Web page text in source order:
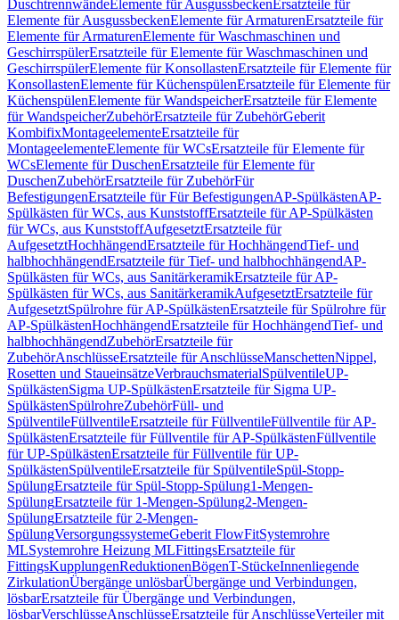
DuschtrennwändeElemente für AusgussbeckenErsatzteile für
Elemente für AusgussbeckenElemente für ArmaturenErsatzteile für
Elemente für ArmaturenElemente für Waschmaschinen und
GeschirrspülerErsatzteile für Elemente für Waschmaschinen und
GeschirrspülerElemente für KonsollastenErsatzteile für Elemente für
KonsollastenElemente für KüchenspülenErsatzteile für Elemente für
KüchenspülenElemente für WandspeicherErsatzteile für Elemente
für WandspeicherZubehörErsatzteile für ZubehörGeberit
KombifixMontageelementeErsatzteile für
MontageelementeElemente für WCsErsatzteile für Elemente für
WCsElemente für DuschenErsatzteile für Elemente für
DuschenZubehörErsatzteile für ZubehörFür
BefestigungenErsatzteile für Für BefestigungenAP-SpülkästenAP-
Spülkästen für WCs, aus KunststoffErsatzteile für AP-Spülkästen
für WCs, aus KunststoffAufgesetztErsatzteile für
AufgesetztHochhängendErsatzteile für HochhängendTief- und
halbhochhängendErsatzteile für Tief- und halbhochhängendAP-
Spülkästen für WCs, aus SanitärkeramikErsatzteile für AP-
Spülkästen für WCs, aus SanitärkeramikAufgesetztErsatzteile für
AufgesetztSpülrohre für AP-SpülkästenErsatzteile für Spülrohre für
AP-SpülkästenHochhängendErsatzteile für HochhängendTief- und
halbhochhängendZubehörErsatzteile für
ZubehörAnschlüsseErsatzteile für AnschlüsseManschettenNippel,
Rosetten und StaueinsätzeVerbrauchsmaterialSpülventileUP-
SpülkästenSigma UP-SpülkästenErsatzteile für Sigma UP-
SpülkästenSpülrohreZubehörFüll- und
SpülventileFüllventileErsatzteile für FüllventileFüllventile für AP-
SpülkästenErsatzteile für Füllventile für AP-SpülkästenFüllventile
für UP-SpülkästenErsatzteile für Füllventile für UP-
SpülkästenSpülventileErsatzteile für SpülventileSpül-Stopp-
SpülungErsatzteile für Spül-Stopp-Spülung1-Mengen-
SpülungErsatzteile für 1-Mengen-Spülung2-Mengen-
SpülungErsatzteile für 2-Mengen-
SpülungVersorgungssystemeGeberit FlowFitSystemrohre
MLSystemrohre Heizung MLFittingsErsatzteile für
FittingsKupplungenReduktionenBögenT-StückeInnenliegende
ZirkulationÜbergänge unlösbarÜbergänge und Verbindungen,
lösbarErsatzteile für Übergänge und Verbindungen,
lösbarVerschlüsseAnschlüsseErsatzteile für AnschlüsseVerteiler mit